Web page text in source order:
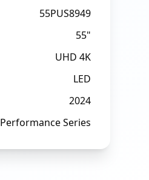
55PUS8949
55"
UHD 4K
LED
2024
Performance Series